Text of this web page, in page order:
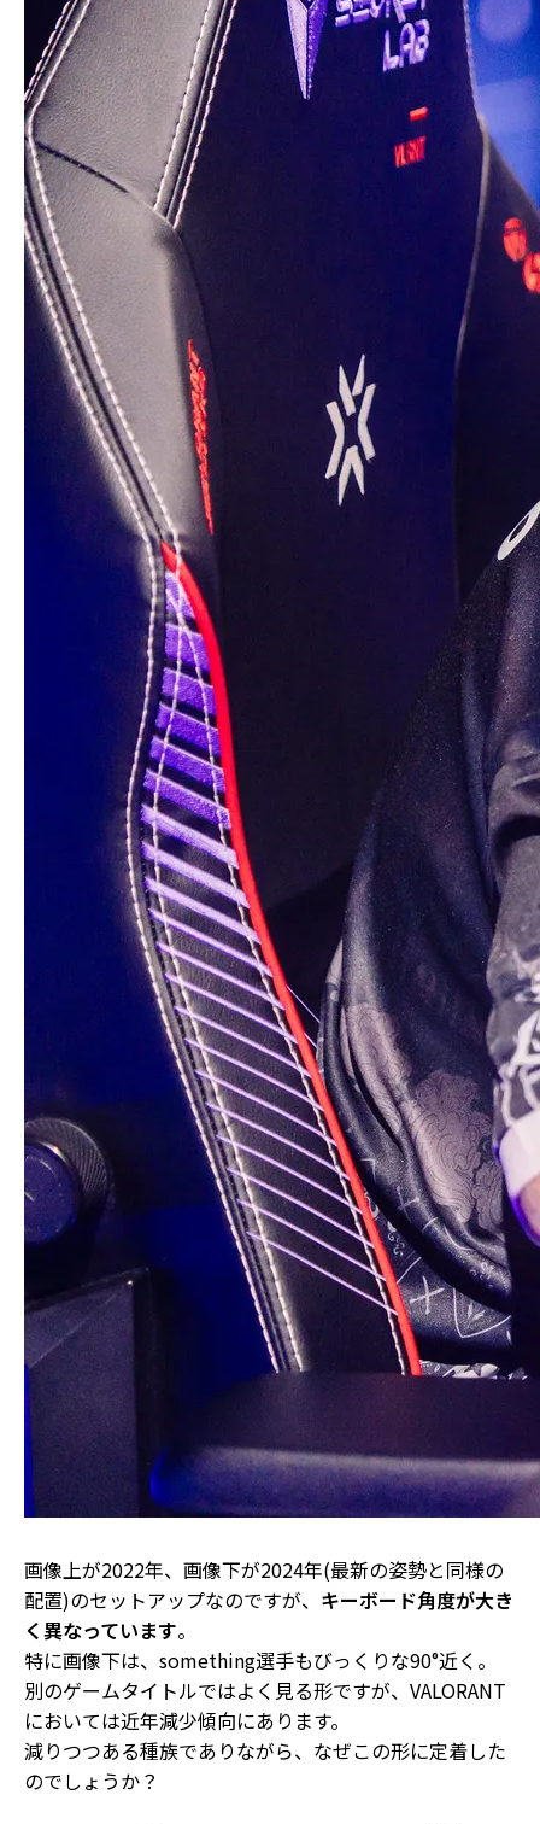
画像上が2022年、画像下が2024年(最新の姿勢と同様の
配置)のセットアップなのですが、 キーボード角度が大き
く異なっています。
特に画像下は、 something選手もびっくりな90°近く 。
別のゲームタイトルではよく見る形ですが、 VALORANT
においては近年減少傾向にあります。
減りつつある種族でありながら、なぜこの形に定着した
のでしょうか？